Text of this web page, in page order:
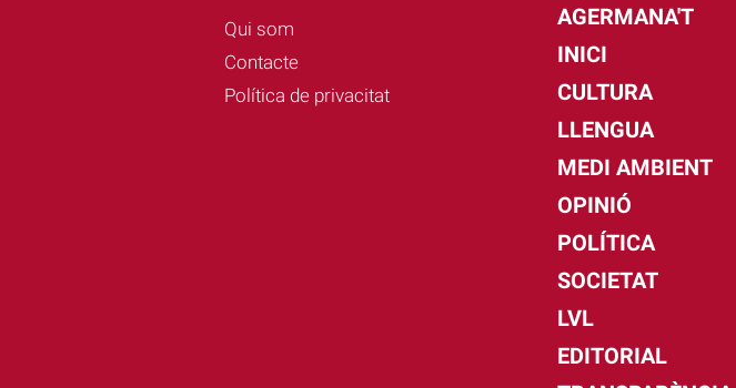
Qui som
Contacte
Política de privacitat
AGERMANA'T
INICI
CULTURA
LLENGUA
MEDI AMBIENT
OPINIÓ
POLÍTICA
SOCIETAT
LVL
EDITORIAL